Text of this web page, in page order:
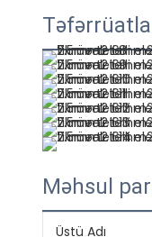
Məhsul
Üstü Adı